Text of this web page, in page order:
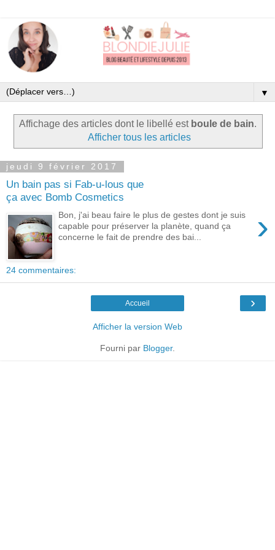
▼
Affichage des articles dont le libellé est boule de bain.
Afficher tous les articles
jeudi 9 février 2017
Un bain pas si Fab-u-lous que
ça avec Bomb Cosmetics
›
Bon, j'ai beau faire le plus de gestes dont je suis
capable pour préserver la planète, quand ça
concerne le fait de prendre des bai...
24 commentaires:
›
Accueil
Afficher la version Web
Fourni par Blogger.